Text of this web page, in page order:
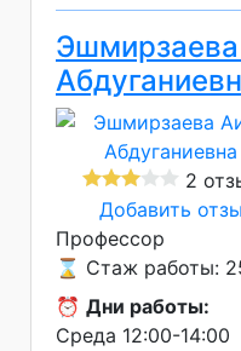
2
Добавить
Профессор
⌛ Стаж работы:
⏰ Дни работы:
Среда 12:00-14:00